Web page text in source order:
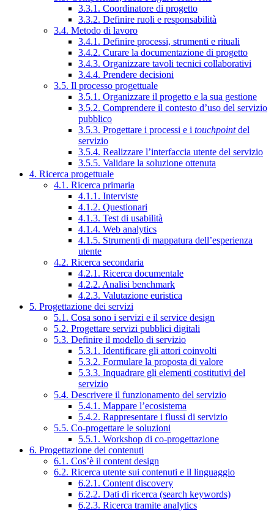
3.3.1. Coordinatore di progetto
3.3.2. Definire ruoli e responsabilità
3.4. Metodo di lavoro
3.4.1. Definire processi, strumenti e rituali
3.4.2. Curare la documentazione di progetto
3.4.3. Organizzare tavoli tecnici collaborativi
3.4.4. Prendere decisioni
3.5. Il processo progettuale
3.5.1. Organizzare il progetto e la sua gestione
3.5.2. Comprendere il contesto d’uso del servizio
pubblico
3.5.3. Progettare i processi e i touchpointdel
servizio
3.5.4. Realizzare l’interfaccia utente del servizio
3.5.5. Validare la soluzione ottenuta
4. Ricerca progettuale
4.1. Ricerca primaria
4.1.1. Interviste
4.1.2. Questionari
4.1.3. Test di usabilità
4.1.4. Web analytics
4.1.5. Strumenti di mappatura dell’esperienza
utente
4.2. Ricerca secondaria
4.2.1. Ricerca documentale
4.2.2. Analisi benchmark
4.2.3. Valutazione euristica
5. Progettazione dei servizi
5.1. Cosa sono i servizi e il service design
5.2. Progettare servizi pubblici digitali
5.3. Definire il modello di servizio
5.3.1. Identificare gli attori coinvolti
5.3.2. Formulare la proposta di valore
5.3.3. Inquadrare gli elementi costitutivi del
servizio
5.4. Descrivere il funzionamento del servizio
5.4.1. Mappare l’ecosistema
5.4.2. Rappresentare i flussi di servizio
5.5. Co-progettare le soluzioni
5.5.1. Workshop di co-progettazione
6. Progettazione dei contenuti
6.1. Cos’è il content design
6.2. Ricerca utente sui contenuti e il linguaggio
6.2.1. Content discovery
6.2.2. Dati di ricerca (search keywords)
6.2.3. Ricerca tramite analytics